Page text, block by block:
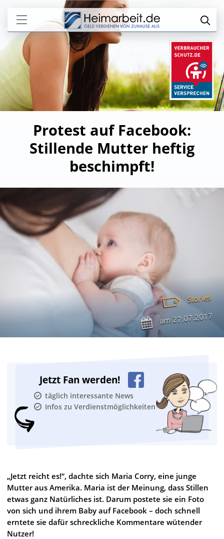
Protest auf Facebook:
Stillende Mutter heftig
beschimpft!
Stories
am27.07.2017
Jetzt Fan werden!
täglich interessante News
Infos zu Verdienstmöglichkeiten
„Jetzt reicht es!“, dachte sich Maria Corry, eine junge
Mutter aus Amerika. Maria ist der Meinung, dass Stillen
etwas ganz Natürliches ist. Darum postete sie ein Foto
von sich und ihrem Baby auf Facebook – doch schnell
erntete sie dafür schreckliche Kommentare wütender
Nutzer!